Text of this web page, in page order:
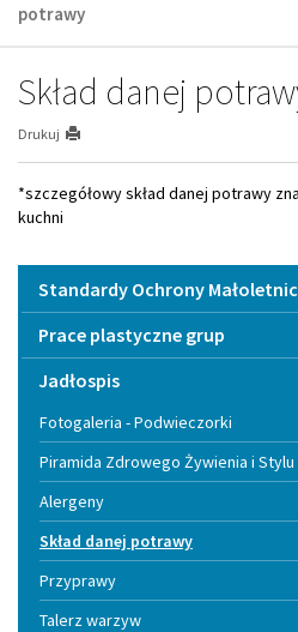
potrawy
Skład danej
Drukuj
*szczegółowy skład danej potrawy
kuchni
Menu
Standardy Ochrony
Prace plastyczne grup
Jadłospis
Fotogaleria - Podwieczorki
Piramida Zdrowego Żywienia i Stylu
Alergeny
Skład danej potrawy
Przyprawy
Talerz warzyw